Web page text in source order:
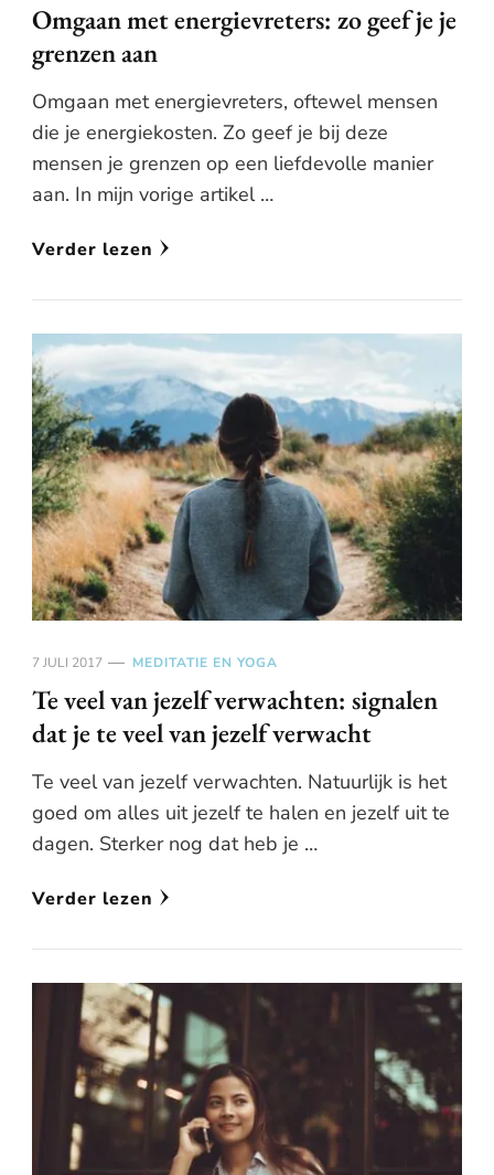
Omgaan met energievreters: zo geef je je
grenzen aan
Omgaan met energievreters, oftewel mensen
die je energiekosten. Zo geef je bij deze
mensen je grenzen op een liefdevolle manier
aan. In mijn vorige artikel …
Verder lezen
7 JULI 2017 MEDITATIE EN YOGA
Te veel van jezelf verwachten: signalen
dat je te veel van jezelf verwacht
Te veel van jezelf verwachten. Natuurlijk is het
goed om alles uit jezelf te halen en jezelf uit te
dagen. Sterker nog dat heb je …
Verder lezen